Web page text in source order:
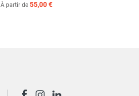
À partir de 55,00 €